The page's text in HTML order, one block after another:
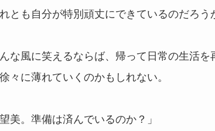
とも自分が特別頑丈にできているのだろう
な風に笑えるならば、帰って日常の生活
々に薄れていくのかもしれない。
望美。準備は済んでいるのか？」